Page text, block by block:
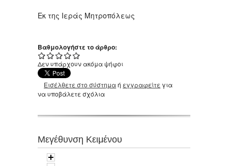
Εκ της Ιεράς Μητροπόλεως
Βαθμολογήστε το άρθρο:
Δεν υπάρχουν ακόμα ψήφοι
Εισέλθετε στο σύστημαή εγγραφείτε για
να υποβάλετε σχόλια
Μεγέθυνση Κειμένου